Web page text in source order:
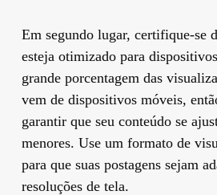
Em segundo lugar, certifique-se
esteja otimizado para
grande porcentagem das
vem de dispositivos móveis,
garantir que seu conteúdo se
menores. Use um formato de
para que suas postagens sejam
resoluções de tela.